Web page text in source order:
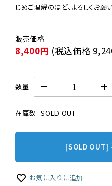
じめご理解のほど、よろしくお願
8,400円 (税込価格
数量
在庫数 SOLD OUT
[SOLD OUT]
お気に入りに追加